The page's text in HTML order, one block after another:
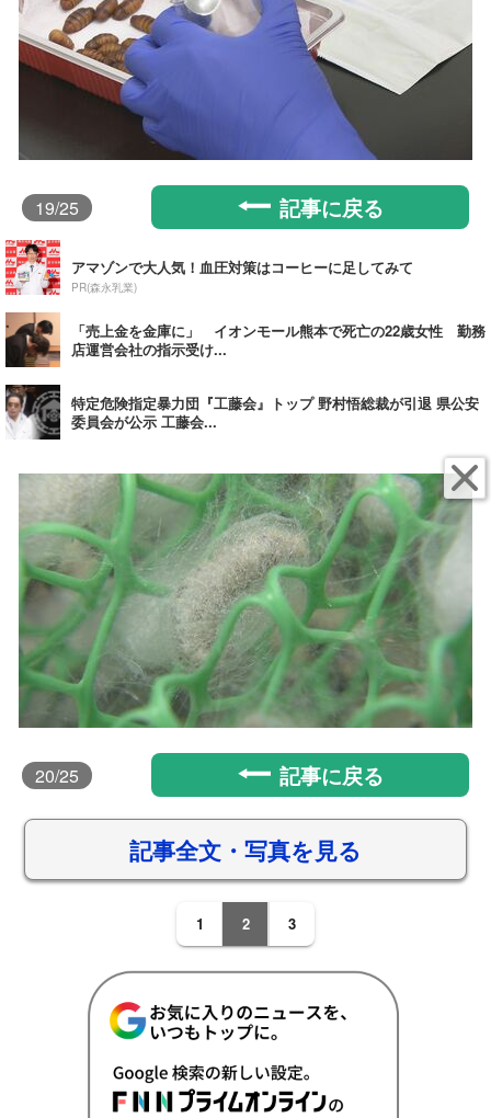
19/25 記事に戻る
アマゾンで大人気！血圧対策はコーヒーに足してみて
PR(森永乳業)
「売上金を金庫に」 イオンモール熊本で死亡の22歳女性 勤務
店運営会社の指示受け...
特定危険指定暴力団『工藤会』トップ 野村悟総裁が引退 県公安
委員会が公示 工藤会...
20/25 記事に戻る
記事全文・写真を見る
1 2 3